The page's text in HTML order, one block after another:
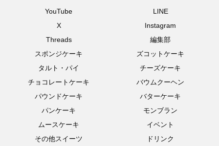
YouTube
LINE
X
Instagram
Threads
編集部
スポンジケーキ
ズコットケーキ
タルト・パイ
チーズケーキ
チョコレートケーキ
バウムクーヘン
パウンドケーキ
バターケーキ
パンケーキ
モンブラン
ムースケーキ
イベント
その他スイーツ
ドリンク